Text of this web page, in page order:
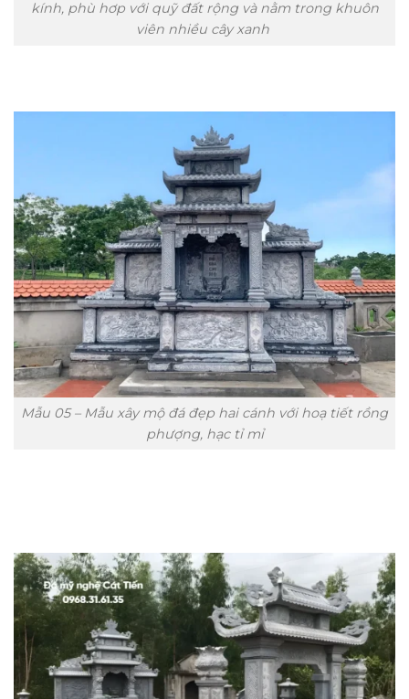
kính, phù hơp với quỹ đất rộng và nằm trong khuôn
viên nhiều cây xanh
Mẫu 05 – Mẫu xây mộ đá đẹp hai cánh với hoạ tiết rồng
phượng, hạc tỉ mỉ